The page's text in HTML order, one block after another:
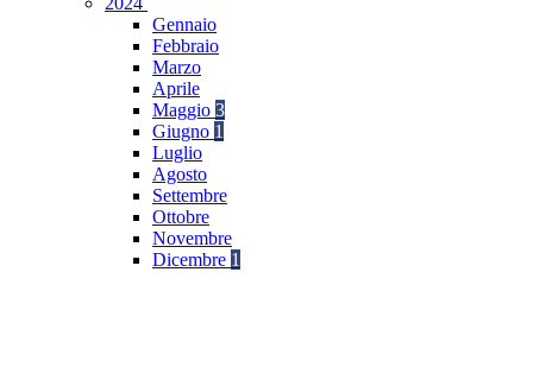
Gennaio
Febbraio
Marzo
Aprile
Maggio 3
Giugno 1
Luglio
Agosto
Settembre
Ottobre
Novembre
Dicembre 1